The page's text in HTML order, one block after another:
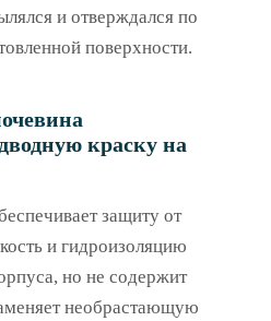
и отверждался по
поверхности.
краску на
защиту от
и гидроизоляцию
но не содержит
необрастающую